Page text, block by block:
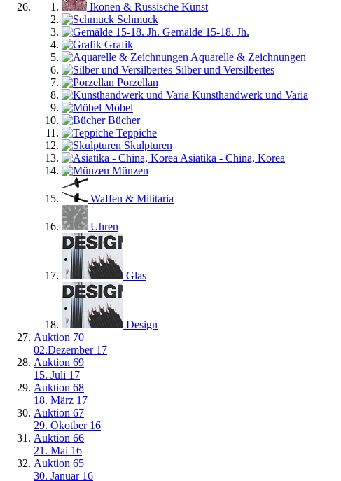
Ikonen & Russische Kunst
Schmuck
Gemälde 15-18. Jh.
Grafik
Aquarelle & Zeichnungen
Silber und Versilbertes
Porzellan
Kunsthandwerk und Varia
Möbel
Bücher
Teppiche
Skulpturen
Asiatika - China, Korea
Münzen
Waffen & Militaria
Uhren
Glas
Design
Auktion 70
02.Dezember 17
Auktion 69
15. Juli 17
Auktion 68
18. März 17
Auktion 67
29. Okotber 16
Auktion 66
21. Mai 16
Auktion 65
30. Januar 16